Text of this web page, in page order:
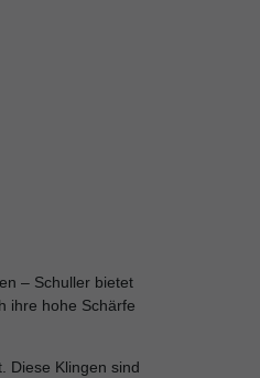
– Schuller bietet
ihre hohe Schärfe
Diese Klingen sind